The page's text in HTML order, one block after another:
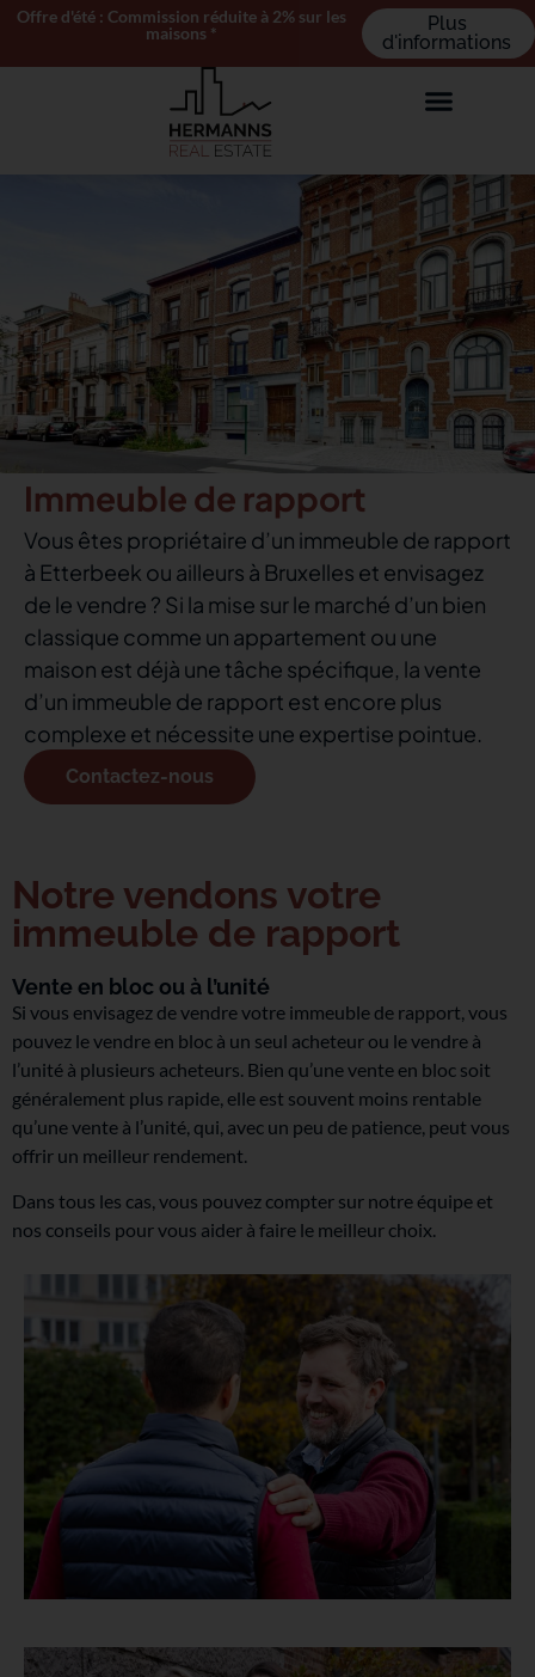
Offre d'été : Commission réduite à 2% sur les
maisons *
Plus
d'informations
Immeuble de rapport
Vous êtes propriétaire d’un immeuble de rapport
à Etterbeek ou ailleurs à Bruxelles et envisagez
de le vendre ? Si la mise sur le marché d’un bien
classique comme un appartement ou une
maison est déjà une tâche spécifique, la vente
d’un immeuble de rapport est encore plus
complexe et nécessite une expertise pointue.
Contactez-nous
Notre vendons votre
immeuble de rapport
Vente en bloc ou à l’unité
Si vous envisagez de vendre votre immeuble de rapport, vous
pouvez le vendre en bloc à un seul acheteur ou le vendre à
l’unité à plusieurs acheteurs. Bien qu’une vente en bloc soit
généralement plus rapide, elle est souvent moins rentable
qu’une vente à l’unité, qui, avec un peu de patience, peut vous
offrir un meilleur rendement.
Dans tous les cas, vous pouvez compter sur notre équipe et
nos conseils pour vous aider à faire le meilleur choix.